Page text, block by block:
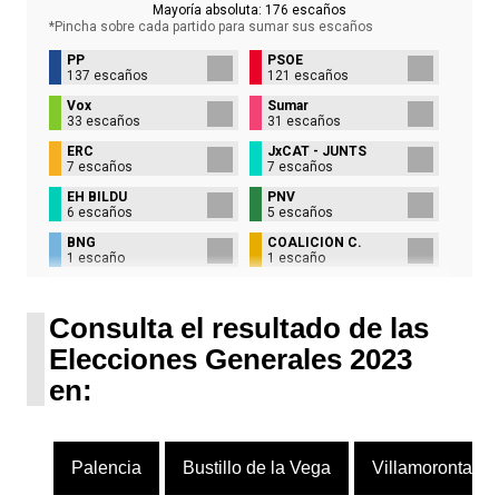
Mayoría absoluta: 176 escaños
*Pincha sobre cada partido para sumar sus escaños
PP
137 escaños
PSOE
121 escaños
Vox
33 escaños
Sumar
31 escaños
ERC
7 escaños
JxCAT - JUNTS
7 escaños
EH BILDU
6 escaños
PNV
5 escaños
BNG
1 escaño
COALICIÓN C.
1 escaño
Consulta el resultado de las
Elecciones Generales 2023
en:
Palencia Bustillo de la Vega Villamoronta